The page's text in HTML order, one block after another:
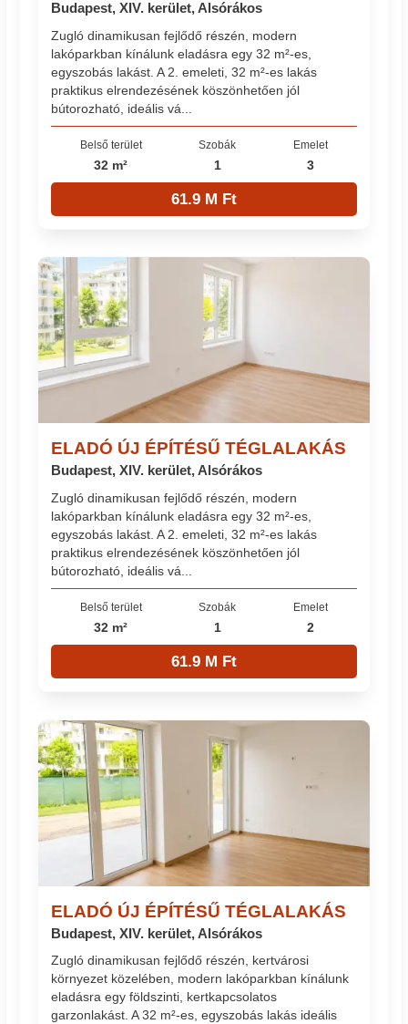
Budapest, XIV. kerület, Alsórákos
Zugló dinamikusan fejlődő részén, modern
lakóparkban kínálunk eladásra egy 32 m²-es,
egyszobás lakást. A 2. emeleti, 32 m²-es lakás
praktikus elrendezésének köszönhetően jól
bútorozható, ideális vá...
Belső terület
32 m²
Szobák
1
Emelet
3
61.9 M Ft
ELADÓ ÚJ ÉPÍTÉSŰ TÉGLALAKÁS
Budapest, XIV. kerület, Alsórákos
Zugló dinamikusan fejlődő részén, modern
lakóparkban kínálunk eladásra egy 32 m²-es,
egyszobás lakást. A 2. emeleti, 32 m²-es lakás
praktikus elrendezésének köszönhetően jól
bútorozható, ideális vá...
Belső terület
32 m²
Szobák
1
Emelet
2
61.9 M Ft
ELADÓ ÚJ ÉPÍTÉSŰ TÉGLALAKÁS
Budapest, XIV. kerület, Alsórákos
Zugló dinamikusan fejlődő részén, kertvárosi
környezet közelében, modern lakóparkban kínálunk
eladásra egy földszinti, kertkapcsolatos
garzonlakást. A 32 m²-es, egyszobás lakás ideális